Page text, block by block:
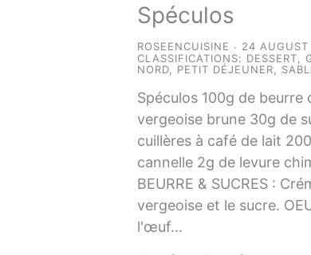
Spéculos
ROSEENCUISINE
24
CLASSIFICATIONS: DESSERT ,
NORD
PETIT DÉJEUNER
Spéculos 100g de beurre
vergeoise brune 30g de
cuillères à café de lait
cannelle 2g de levure
BEURRE & SUCRES :
vergeoise et le sucre.
l'œuf…